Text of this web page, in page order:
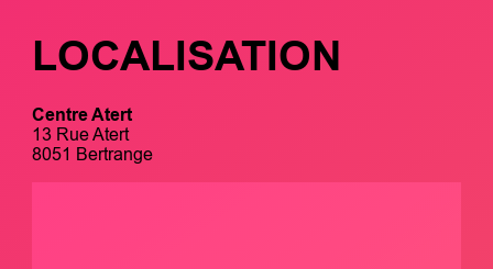
LOCALISATION
Centre Atert
13 Rue Atert
8051 Bertrange